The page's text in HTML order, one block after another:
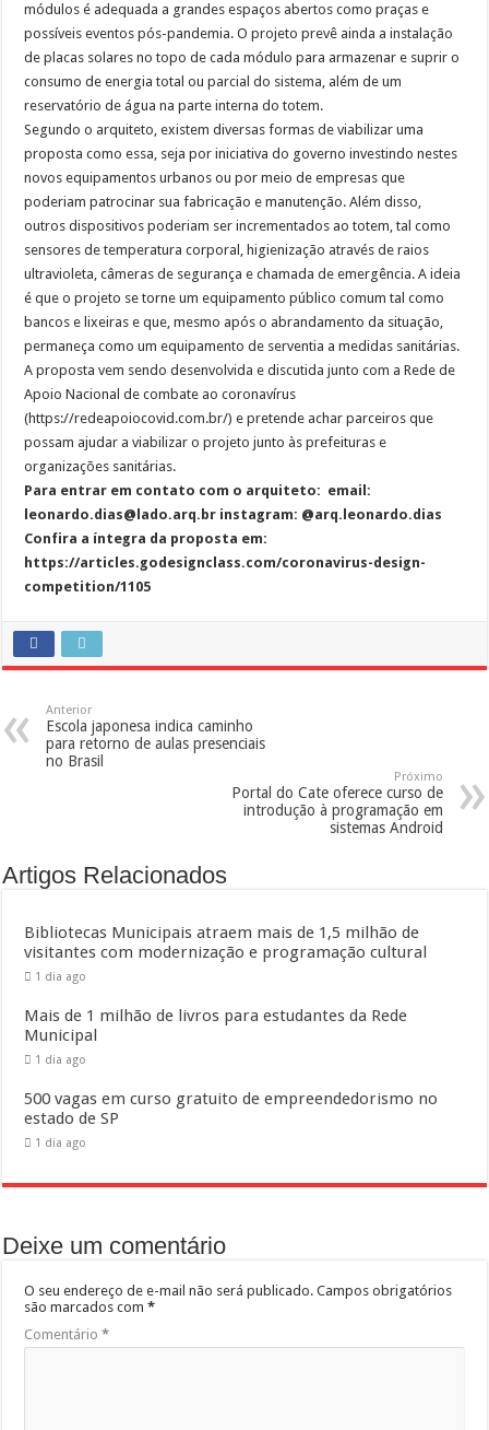
módulos é adequada a grandes espaços abertos como praças e
possíveis eventos pós-pandemia. O projeto prevê ainda a instalação
de placas solares no topo de cada módulo para armazenar e suprir o
consumo de energia total ou parcial do sistema, além de um
reservatório de água na parte interna do totem.
Segundo o arquiteto, existem diversas formas de viabilizar uma
proposta como essa, seja por iniciativa do governo investindo nestes
novos equipamentos urbanos ou por meio de empresas que
poderiam patrocinar sua fabricação e manutenção. Além disso,
outros dispositivos poderiam ser incrementados ao totem, tal como
sensores de temperatura corporal, higienização através de raios
ultravioleta, câmeras de segurança e chamada de emergência. A ideia
é que o projeto se torne um equipamento público comum tal como
bancos e lixeiras e que, mesmo após o abrandamento da situação,
permaneça como um equipamento de serventia a medidas sanitárias.
A proposta vem sendo desenvolvida e discutida junto com a Rede de
Apoio Nacional de combate ao coronavírus
(https://redeapoiocovid.com.br/) e pretende achar parceiros que
possam ajudar a viabilizar o projeto junto às prefeituras e
organizações sanitárias.
Para entrar em contato com o arquiteto: email:
leonardo.dias@lado.arq.br instagram: @arq.leonardo.dias
Confira a íntegra da proposta em:
https://articles.godesignclass.com/coronavirus-design-
competition/1105
Anterior
Escola japonesa indica caminho
para retorno de aulas presenciais
no Brasil
Próximo
Portal do Cate oferece curso de
introdução à programação em
sistemas Android
Artigos Relacionados
Bibliotecas Municipais atraem mais de 1,5 milhão de
visitantes com modernização e programação cultural
1 dia ago
Mais de 1 milhão de livros para estudantes da Rede
Municipal
1 dia ago
500 vagas em curso gratuito de empreendedorismo no
estado de SP
1 dia ago
Deixe um comentário
O seu endereço de e-mail não será publicado. Campos obrigatórios
são marcados com*
Comentário*